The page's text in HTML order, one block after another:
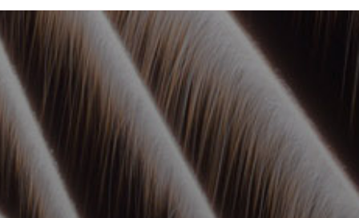
АККРЕДИТАЦИЯ